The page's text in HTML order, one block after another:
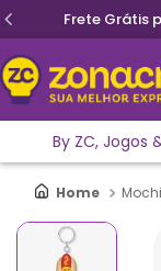
Frete Grátis
By ZC, Jogos